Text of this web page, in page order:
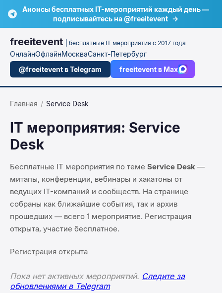
Анонсы бесплатных IT-мероприятий каждый день —
подписывайтесь на @freeitevent →
freeitevent | бесплатные IT мероприятия с 2017 года
ОнлайнОфлайнМоскваСанкт-Петербург
@freeitevent в Telegram
freeitevent в Max
Главная / Service Desk
IT мероприятия: Service
Desk
Бесплатные IT мероприятия по теме Service Desk —
митапы, конференции, вебинары и хакатоны от
ведущих IT-компаний и сообществ. На странице
собраны как ближайшие события, так и архив
прошедших — всего 1 мероприятие. Регистрация
открыта, участие бесплатное.
Регистрация открыта
Пока нет активных мероприятий. Следите за
обновлениями в Telegram